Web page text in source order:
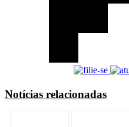
Notícias relacionadas